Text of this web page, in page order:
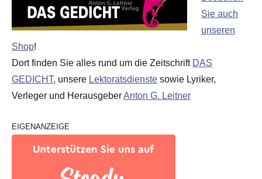
Sie auch
unseren
Shop!
Dort finden Sie alles rund um die Zeitschrift DAS
GEDICHT, unsere Lektoratsdienste sowie Lyriker,
Verleger und HerausgeberAnton G. Leitner
EIGENANZEIGE